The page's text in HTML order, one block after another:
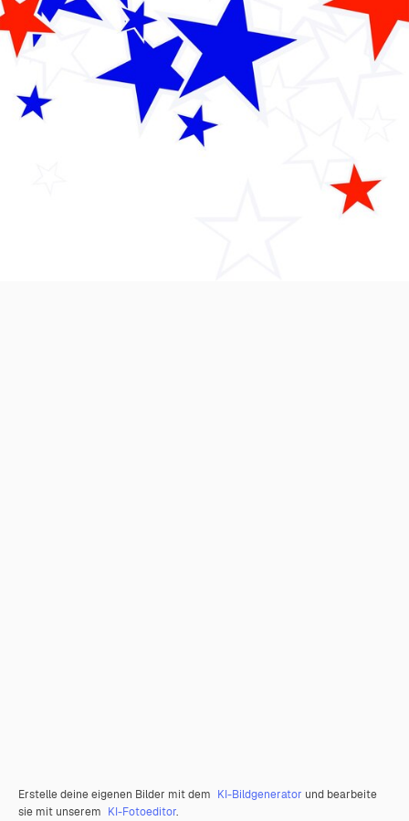
Erstelle deine eigenen Bilder mit dem KI-Bildgenerator und bearbeite
sie mit unserem KI-Fotoeditor.